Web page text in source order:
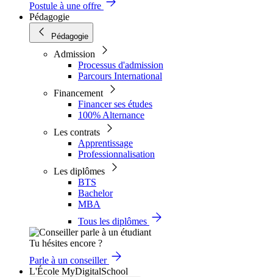
Postule à une offre
Pédagogie
Pédagogie
Admission
Processus d'admission
Parcours International
Financement
Financer ses études
100% Alternance
Les contrats
Apprentissage
Professionnalisation
Les diplômes
BTS
Bachelor
MBA
Tous les diplômes
Tu hésites encore ?
Parle à un conseiller
L'École MyDigitalSchool